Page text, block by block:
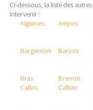
Ci-dessous, la liste des
intervenir :
Aiguines
Ampus
Bargemon
Barjols
Bras
Brenon
Callas
Callian